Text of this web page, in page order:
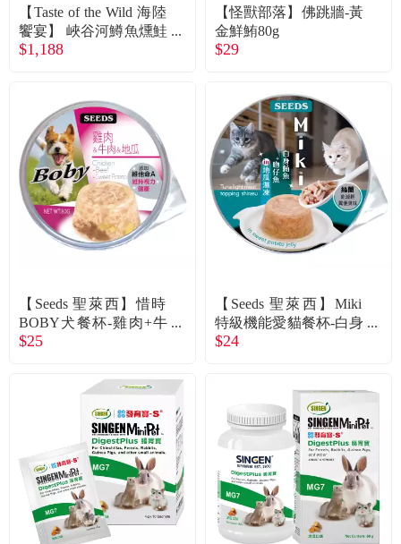
折價券、紅利說明
【Taste of the Wild 海陸
饗宴】 峽谷河鱒魚燻鮭
魚5lb（貓）
$1,188
【怪獸部落】佛跳牆-黃
金鮮鮪80g
$29
【Seeds 聖萊西】惜時
BOBY犬餐杯-雞肉+牛
肉+地瓜80g
$25
【Seeds 聖萊西】Miki
特級機能愛貓餐杯-白身
鮪魚+吻仔魚 in 地瓜湯
$24